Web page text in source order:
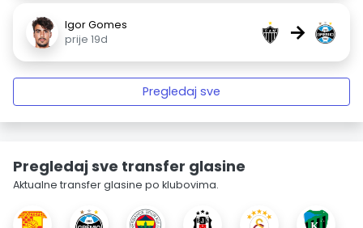
Igor Gomes
prije 19d
→
Pregledaj sve
Pregledaj sve transfer glasine
Aktualne transfer glasine po klubovima.